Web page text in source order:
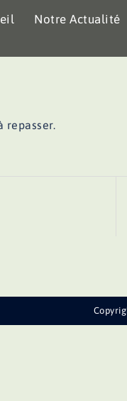
Notre Actualité
repasser.